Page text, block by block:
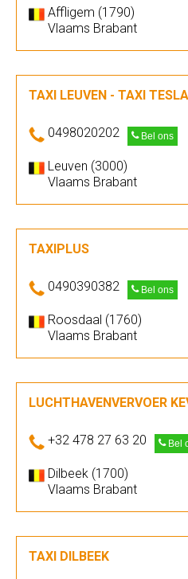
Affligem (1790)
Vlaams Brabant
TAXI LEUVEN - TAXI TESLA
0498020202 Bel ons
Leuven (3000)
Vlaams Brabant
TAXIPLUS
0490390382 Bel ons
Roosdaal (1760)
Vlaams Brabant
LUCHTHAVENVERVOER
+32 478 27 63 20 Bel
Dilbeek (1700)
Vlaams Brabant
TAXI DILBEEK